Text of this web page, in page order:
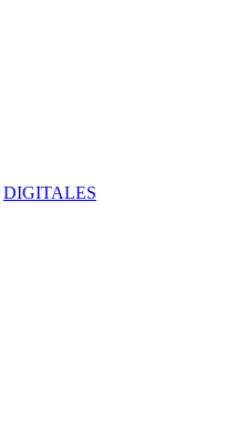
DIGITALES